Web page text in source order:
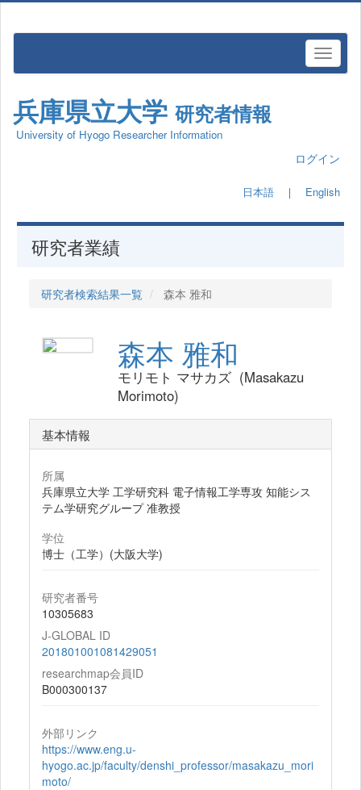
兵庫県立大学 研究者情報
University of Hyogo Researcher Information
ログイン
日本語 ｜ English
研究者業績
研究者検索結果一覧 森本 雅和
森本 雅和
モリモト マサカズ (Masakazu
Morimoto)
基本情報
所属
兵庫県立大学 工学研究科 電子情報工学専攻 知能シス
テム学研究グループ 准教授
学位
博士（工学）(大阪大学)
研究者番号
10305683
J-GLOBAL ID
201801001081429051
researchmap会員ID
B000300137
外部リンク
https://www.eng.u-
hyogo.ac.jp/faculty/denshi_professor/masakazu_mori
moto/